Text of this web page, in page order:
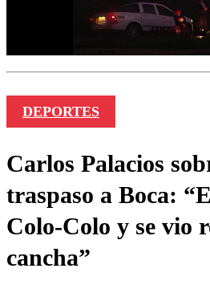
DEPORTES
Carlos Palacios
traspaso a Boca:
Colo-Colo y se vio
cancha”